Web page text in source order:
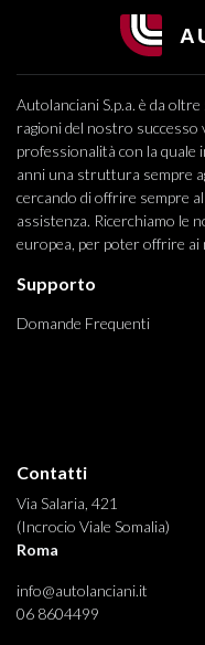
Autolanciani S.p.a. è da
ragioni del nostro successo
professionalità con la quale
anni una struttura sempre
cercando di offrire sempre
assistenza. Ricerchiamo le
europea, per poter offrire
Supporto
Domande Frequenti
Contatti
Via Salaria, 421
(Incrocio Viale Somalia)
Roma
info@autolanciani.it
06 8604499